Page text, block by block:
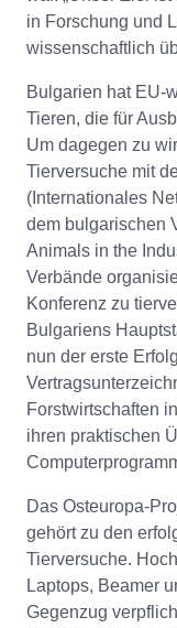
in Forschung und
wissenschaftlich
Bulgarien hat EU-
Tieren, die für
Um dagegen zu
Tierversuche mit
(Internationales
dem bulgarischen
Animals in the
Verbände
Konferenz zu
Bulgariens
nun der erste
Forstwirtschaften
ihren praktischen
Das Osteuropa-
gehört zu den
Tierversuche.
Laptops, Beamer
Gegenzug